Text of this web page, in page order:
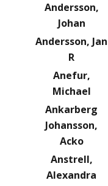
Andersson,
Johan
Andersson, Jan
R
Anefur,
Michael
Ankarberg
Johansson,
Acko
Anstrell,
Alexandra